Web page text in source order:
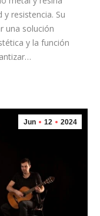
resistencia. Su
una solución
y la función
Jun 12 2024